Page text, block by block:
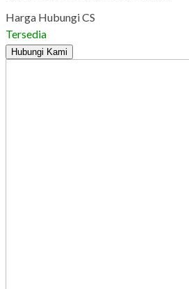
Harga Hubungi CS
Tersedia
Hubungi Kami